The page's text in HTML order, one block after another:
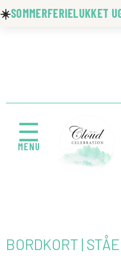
☀️SOMMERFERIELUKKET
Gå
til
☰
MENU
BORDKORT |